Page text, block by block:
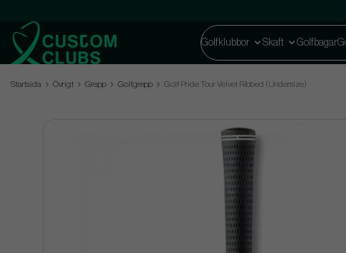
Golfklubbor Skaft Golfbagar
Startsida Övrigt Grepp Golfgrepp Golf Pride Tour Velvet Ribbed (Undersize)